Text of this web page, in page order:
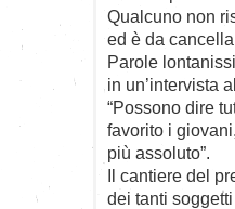
Qualcuno non
ed è da
Parole
in un’intervista
“Possono dire
favorito i
più assoluto”.
Il cantiere del
dei tanti